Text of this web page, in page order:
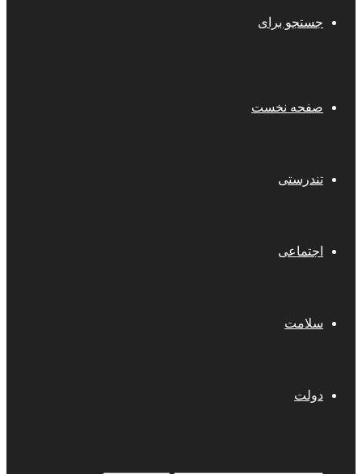
جستجو برای
صفحه نخست
تندرستی
اجتماعی
سلامت
دولت